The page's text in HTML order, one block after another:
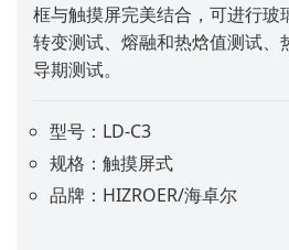
框与触摸屏完美结合，可进行玻
转变测试、熔融和热焓值测试、
导期测试。
型号：LD-C3
规格：触摸屏式
品牌：HIZROER/海卓尔